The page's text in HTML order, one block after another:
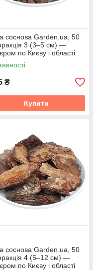
соснова Garden.ua, 50
3 (3–5 см) —
по Києву і області
₴
Купити
соснова Garden.ua, 50
4 (5–12 см) —
по Києву і області